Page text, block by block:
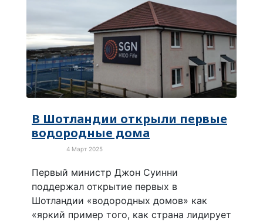
В Шотландии открыли первые
водородные дома
4 Март 2025
Первый министр Джон Суинни
поддержал открытие первых в
Шотландии «водородных домов» как
«яркий пример того, как страна лидирует